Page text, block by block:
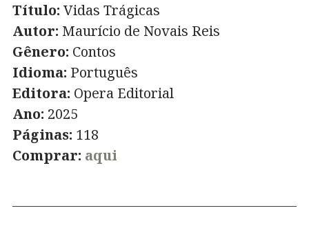
Título: Vidas Trágicas
Autor: Maurício de Novais Reis
Gênero: Contos
Idioma: Português
Editora: Opera Editorial
Ano: 2025
Páginas: 118
Comprar: aqui